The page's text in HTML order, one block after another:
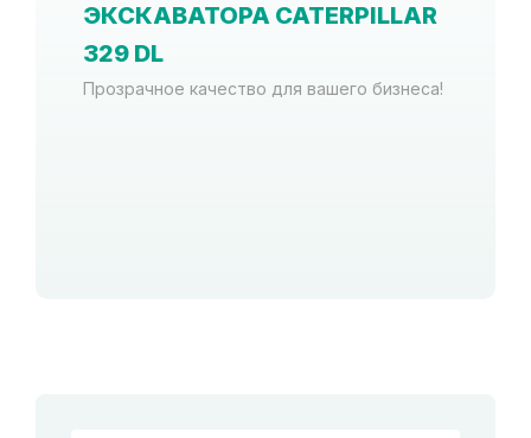
ЭКСКАВАТОРА CATERPILLAR
329 DL
Прозрачное качество для вашего бизнеса!